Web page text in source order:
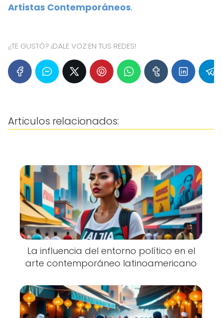
Artistas Contemporáneos.
¿TE GUSTÓ? ¡DALE VOZ EN TUS REDES!
Articulos relacionados:
La influencia del entorno político en el
arte contemporáneo latinoamericano